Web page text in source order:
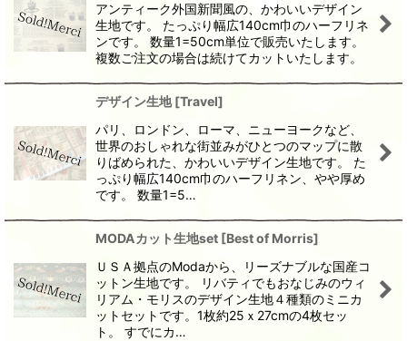
アンティーク外国新聞風の、かわいいデザイン
生地です。 たっぷり幅広140cm巾のハーフリネ
ンです。 数量1=50cm単位で販売いたします。
複数ご注文の場合は続けてカットいたします。
デザイン生地 [Travel]
パリ、ロンドン、ローマ、ニューヨークなど、
世界のおしゃれな街並みがひとつのマップに散
りばめられた、かわいいデザイン生地です。 た
っぷり幅広140cm巾のハーフリネン、やや厚め
です。 数量1=5…
MODAカット生地set [Best of Morris]
ＵＳＡ拠点のModaから、リーズナブルな国産コ
ットン生地です。 リバティでもおなじみのウィ
リアム・モリスのデザイン生地４種類のミニカ
ットセットです。1枚約25ｘ27cmの4枚セッ
ト。 すでにカ…